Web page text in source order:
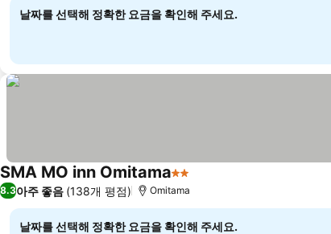
날짜를 선택해 정확한 요금을 확인해 주세요.
SMA MO inn Omitama2 성급
8.3아주 좋음 (138개 평점) Omitama
날짜를 선택해 정확한 요금을 확인해 주세요.